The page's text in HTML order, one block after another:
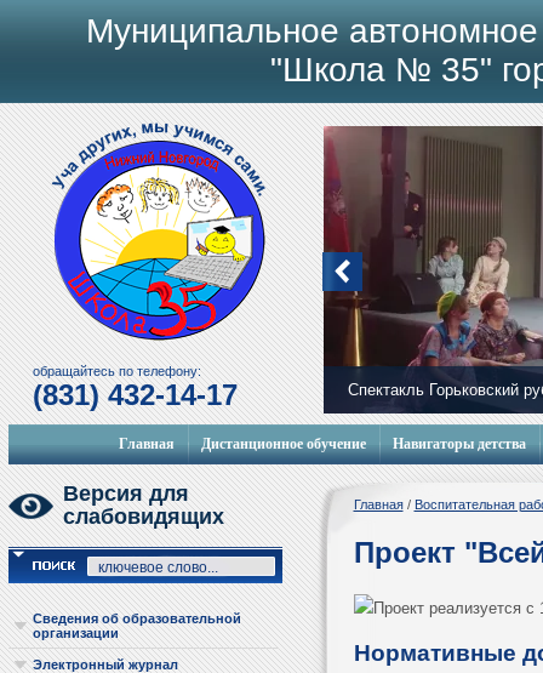
Мобильный городок
обращайтесь по телефону:
(831) 432-14-17
Муниципальное
"Школа № 35"
Главная Дистанционное обучение Навигаторы детства
Версия для
слабовидящих
Сведения об образовательной
организации
Электронный журнал
Главная/ Воспитательная
Проект
Проект реализуется с
Нормативные